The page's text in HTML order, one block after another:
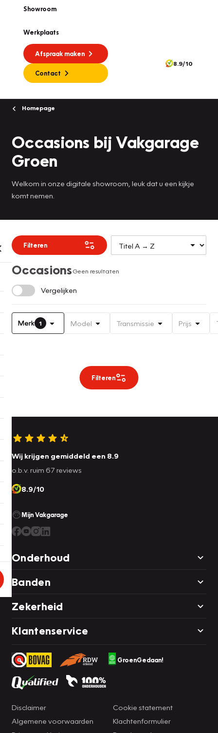
Showroom
Werkplaats
Afspraak maken
Contact
8.9/10
Homepage
Occasions bij Vakgarage
Groen
Welkom in onze digitale showroom, leuk dat u een kijkje
komt nemen.
Filteren
OccasionsGeen resultaten
Vergelijken
Merk 1 Model Transmissie Prijs
Filteren
Wij krijgen gemiddeld een 8.9
o.b.v. ruim 67 reviews
8.9/10
Mijn Vakgarage
Onderhoud
Banden
Zekerheid
Klantenservice
GroenGedaan!
Disclaimer
Algemene voorwaarden
Cookie statement
Klachtenformulier